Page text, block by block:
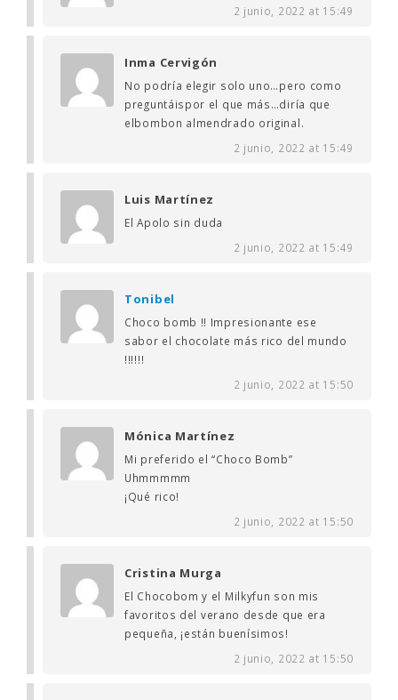
2 junio, 2022 at 15:49
Inma Cervigón
No podría elegir solo uno…pero como
preguntáispor el que más…diría que
elbombon almendrado original.
2 junio, 2022 at 15:49
Luis Martínez
El Apolo sin duda
2 junio, 2022 at 15:49
Tonibel
Choco bomb !! Impresionante ese
sabor el chocolate más rico del mundo
!!!!!!
2 junio, 2022 at 15:50
Mónica Martínez
Mi preferido el “Choco Bomb”
Uhmmmmm
¡Qué rico!
2 junio, 2022 at 15:50
Cristina Murga
El Chocobom y el Milkyfun son mis
favoritos del verano desde que era
pequeña, ¡están buenísimos!
2 junio, 2022 at 15:50